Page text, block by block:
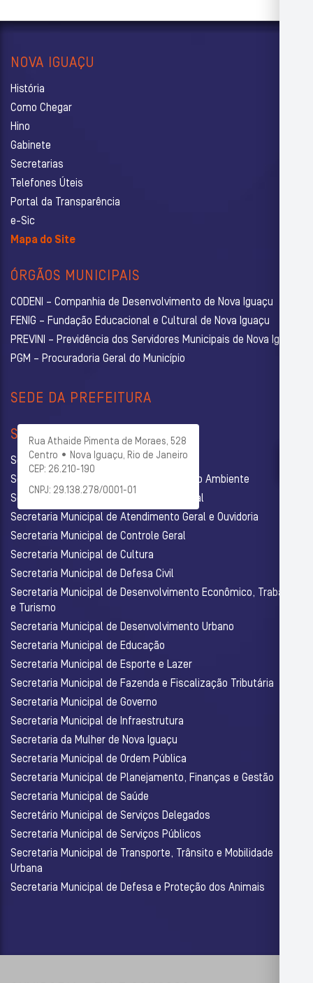
NOVA IGUAÇU
História
Como Chegar
Hino
Gabinete
Secretarias
Telefones Úteis
Portal da Transparência
e-Sic
Mapa do Site
ÓRGÃOS MUNICIPAIS
CODENI – Companhia de Desenvolvimento de Nova Iguaçu
FENIG – Fundação Educacional e Cultural de Nova Iguaçu
PREVINI – Previdência dos Servidores Municipais de Nova Iguaçu
PGM – Procuradoria Geral do Município
SEDE DA PREFEITURA
Rua Athaide Pimenta de Moraes, 528
Centro • Nova Iguaçu, Rio de Janeiro
CEP: 26.210-190
CNPJ: 29.138.278/0001-01
SECRETARIAS
Secretaria Municipal de Administração
Secretaria Municipal de Agricultura e Meio Ambiente
Secretaria Municipal de Assistência Social
Secretaria Municipal de Atendimento Geral e Ouvidoria
Secretaria Municipal de Controle Geral
Secretaria Municipal de Cultura
Secretaria Municipal de Defesa Civil
Secretaria Municipal de Desenvolvimento Econômico, Trabalho
e Turismo
Secretaria Municipal de Desenvolvimento Urbano
Secretaria Municipal de Educação
Secretaria Municipal de Esporte e Lazer
Secretaria Municipal de Fazenda e Fiscalização Tributária
Secretaria Municipal de Governo
Secretaria Municipal de Infraestrutura
Secretaria da Mulher de Nova Iguaçu
Secretaria Municipal de Ordem Pública
Secretaria Municipal de Planejamento, Finanças e Gestão
Secretaria Municipal de Saúde
Secretário Municipal de Serviços Delegados
Secretaria Municipal de Serviços Públicos
Secretaria Municipal de Transporte, Trânsito e Mobilidade
Urbana
Secretaria Municipal de Defesa e Proteção dos Animais